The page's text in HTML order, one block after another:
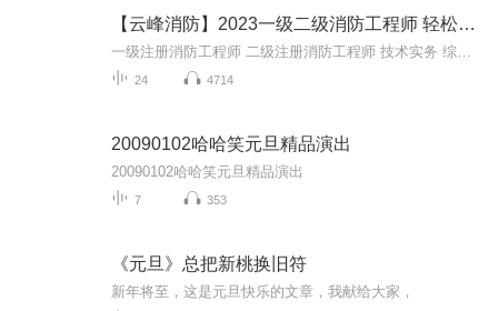
【云峰消防】2023一级二级消防工程师 轻松过消防
24 4714
20090102哈哈笑元旦精品演出
20090102哈哈笑元旦精品演出
7 353
《元旦》总把新桃换旧符
新年将至，这是元旦快乐的文章，我献给大家，